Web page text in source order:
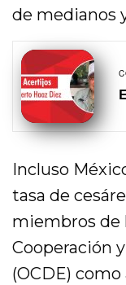
de medianos
Incluso
tasa de
miembros de
Cooperación
(OCDE)